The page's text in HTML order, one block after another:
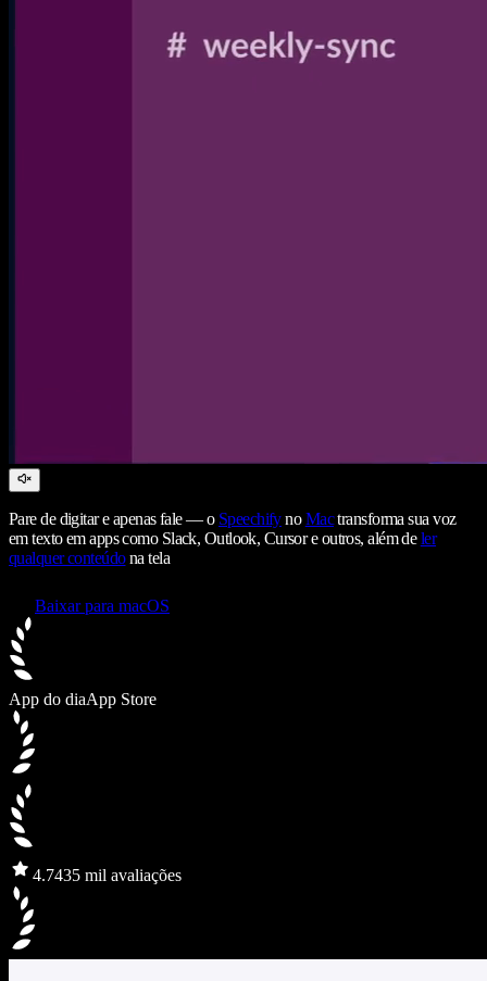
Pare de digitar e apenas fale — o SpeechifynoMactransforma sua voz
em texto em apps como Slack, Outlook, Cursor e outros, além deler
qualquer conteúdona tela
Baixar para macOS
App do diaApp Store
4.7435 mil avaliações